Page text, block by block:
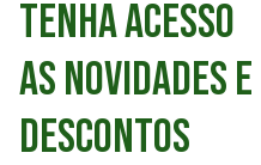
TENHA ACESSO
AS NOVIDADES E
DESCONTOS